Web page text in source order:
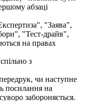
абзаці
"Заява",
"Тест-драйв",
на правах
з
чи наступне
посилання на
забороняється.